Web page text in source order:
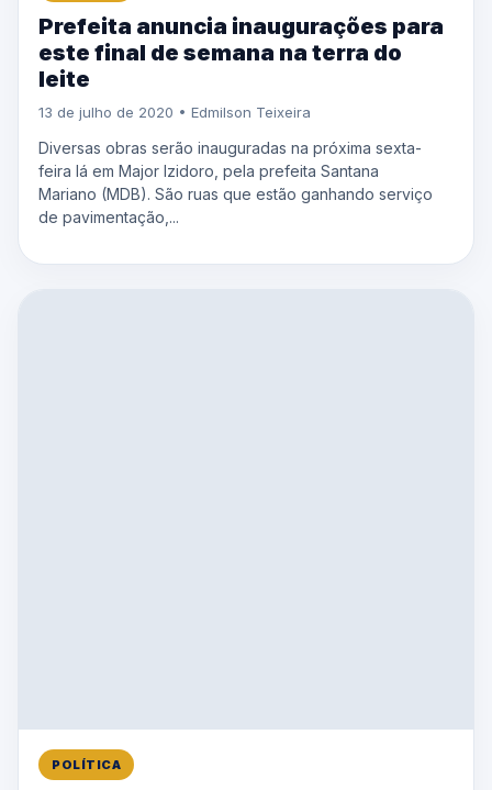
Prefeita anuncia inaugurações para
este final de semana na terra do
leite
13 de julho de 2020 • Edmilson Teixeira
Diversas obras serão inauguradas na próxima sexta-
feira lá em Major Izidoro, pela prefeita Santana
Mariano (MDB). São ruas que estão ganhando serviço
de pavimentação,...
POLÍTICA